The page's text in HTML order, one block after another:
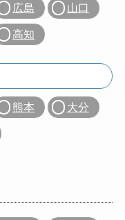
広島 山口
高知
熊本 大分